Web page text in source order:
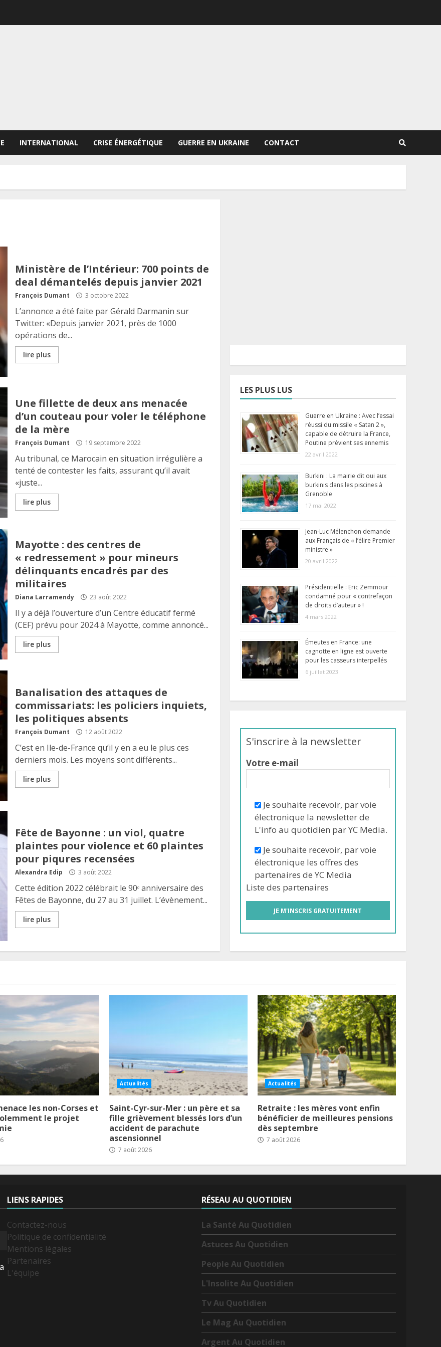
INTERNATIONAL CRISE ÉNERGÉTIQUE GUERRE EN UKRAINE CONTACT
Ministère de l’Intérieur: 700 points de
deal démantelés depuis janvier 2021
François Dumant 3 octobre 2022
L’annonce a été faite par Gérald Darmanin sur
Twitter: «Depuis janvier 2021, près de 1000
opérations de...
lire plus
Une fillette de deux ans menacée
d’un couteau pour voler le téléphone
de la mère
François Dumant 19 septembre 2022
Au tribunal, ce Marocain en situation irrégulière a
tenté de contester les faits, assurant qu’il avait
«juste...
lire plus
Mayotte : des centres de
« redressement » pour mineurs
délinquants encadrés par des
militaires
Diana Larramendy 23 août 2022
Il y a déjà l’ouverture d’un Centre éducatif fermé
(CEF) prévu pour 2024 à Mayotte, comme annoncé...
lire plus
Banalisation des attaques de
commissariats: les policiers inquiets,
les politiques absents
François Dumant 12 août 2022
C’est en Ile-de-France qu’il y en a eu le plus ces
derniers mois. Les moyens sont différents...
lire plus
Fête de Bayonne : un viol, quatre
plaintes pour violence et 60 plaintes
pour piqures recensées
Alexandra Edip 3 août 2022
Cette édition 2022 célébrait le 90ᵉ anniversaire des
Fêtes de Bayonne, du 27 au 31 juillet. L’évènement...
lire plus
LES PLUS LUS
Guerre en Ukraine : Avec l’essai
réussi du missile « Satan 2 »,
capable de détruire la France,
Poutine prévient ses ennemis
22 avril 2022
Burkini : La mairie dit oui aux
burkinis dans les piscines à
Grenoble
17 mai 2022
Jean-Luc Mélenchon demande
aux Français de « l’élire Premier
ministre »
20 avril 2022
Présidentielle : Eric Zemmour
condamné pour « contrefaçon
de droits d’auteur » !
4 mars 2022
Émeutes en France: une
cagnotte en ligne est ouverte
pour les casseurs interpellés
6 juillet 2023
S'inscrire à la newsletter
Votre e-mail
Je souhaite recevoir, par voie
électronique la newsletter de
L'info au quotidien par YC Media.
Je souhaite recevoir, par voie
électronique les offres des
partenaires de YC Media
Liste des partenaires
les non-Corses et
le projet
Actualités
Saint-Cyr-sur-Mer : un père et sa
fille grièvement blessés lors d’un
accident de parachute
ascensionnel
7 août 2026
Actualités
Retraite : les mères vont enfin
bénéficier de meilleures pensions
dès septembre
7 août 2026
LIENS RAPIDES
Contactez-nous
Politique de confidentialité
Mentions légales
Partenaires
L'équipe
RÉSEAU AU QUOTIDIEN
La Santé Au Quotidien
Astuces Au Quotidien
People Au Quotidien
L'Insolite Au Quotidien
Tv Au Quotidien
Le Mag Au Quotidien
Argent Au Quotidien